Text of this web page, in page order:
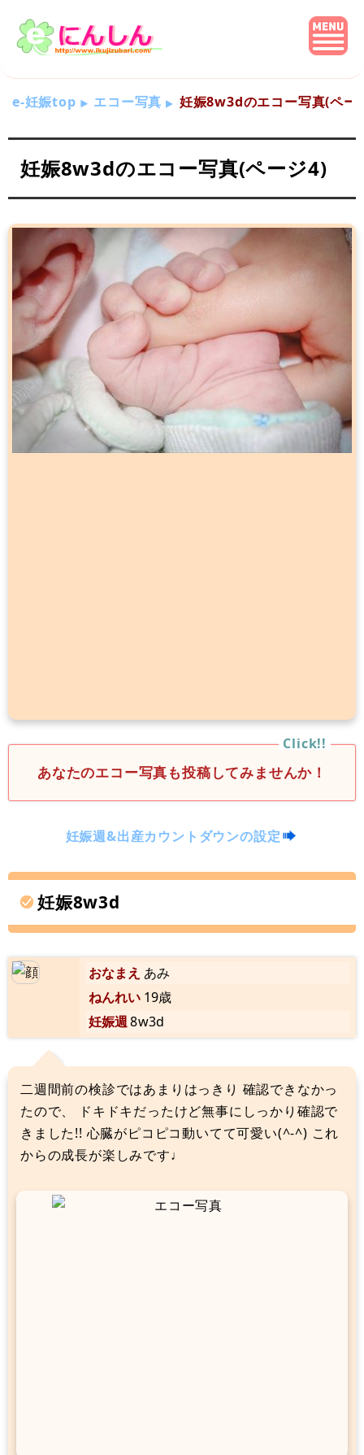
e-妊娠top エコー写真 妊娠8w3dのエコー写真(ペー
妊娠8w3dのエコー写真(ページ4)
あなたのエコー写真も投稿してみませんか！
妊娠週&出産カウントダウンの設定
妊娠8w3d
おなまえ あみ
ねんれい 19歳
妊娠週8w3d
二週間前の検診ではあまりはっきり 確認できなかっ
たので、 ドキドキだったけど無事にしっかり確認で
きました!! 心臓がピコピコ動いてて可愛い(^-^) これ
からの成長が楽しみです♩